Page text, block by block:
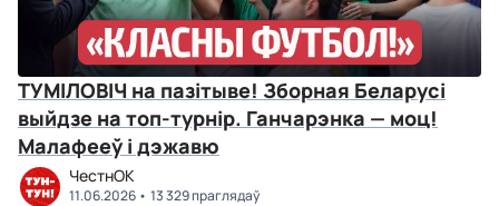
ТУМІЛОВІЧ на пазітыве! Зборная Беларусі
выйдзе на топ-турнір. Ганчарэнка — моц!
Малафееў і дэжавю
ЧестнОК
11.06.2026 13 329 праглядаў